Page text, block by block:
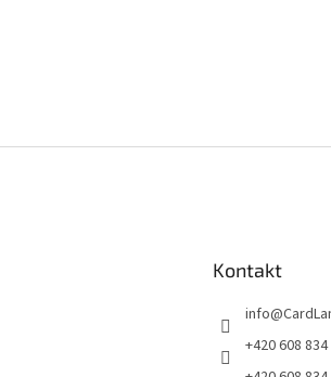
Kontakt
info@
+420 608 834